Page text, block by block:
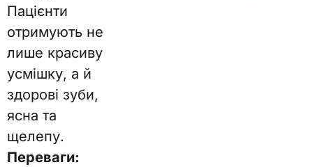
Пацієнти
отримують не
лише красиву
усмішку, а й
здорові зуби,
ясна та
щелепу.
Переваги: